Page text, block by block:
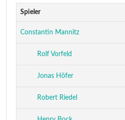
Spieler
Constantin Mannitz
Rolf Vorfeld
Jonas Höfer
Robert Riedel